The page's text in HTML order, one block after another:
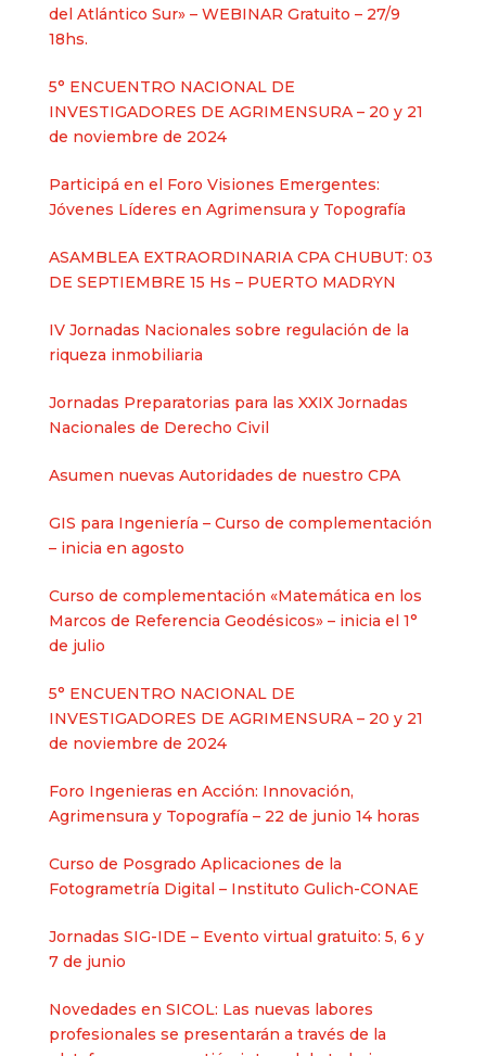
del Atlántico Sur» – WEBINAR Gratuito – 27/9
18hs.
5° ENCUENTRO NACIONAL DE
INVESTIGADORES DE AGRIMENSURA – 20 y 21
de noviembre de 2024
Participá en el Foro Visiones Emergentes:
Jóvenes Líderes en Agrimensura y Topografía
ASAMBLEA EXTRAORDINARIA CPA CHUBUT: 03
DE SEPTIEMBRE 15 Hs – PUERTO MADRYN
IV Jornadas Nacionales sobre regulación de la
riqueza inmobiliaria
Jornadas Preparatorias para las XXIX Jornadas
Nacionales de Derecho Civil
Asumen nuevas Autoridades de nuestro CPA
GIS para Ingeniería – Curso de complementación
– inicia en agosto
Curso de complementación «Matemática en los
Marcos de Referencia Geodésicos» – inicia el 1°
de julio
5° ENCUENTRO NACIONAL DE
INVESTIGADORES DE AGRIMENSURA – 20 y 21
de noviembre de 2024
Foro Ingenieras en Acción: Innovación,
Agrimensura y Topografía – 22 de junio 14 horas
Curso de Posgrado Aplicaciones de la
Fotogrametría Digital – Instituto Gulich-CONAE
Jornadas SIG-IDE – Evento virtual gratuito: 5, 6 y
7 de junio
Novedades en SICOL: Las nuevas labores
profesionales se presentarán a través de la